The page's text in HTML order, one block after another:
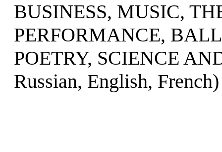
BUSINESS, MUSIC,
PERFORMANCE,
POETRY, SCIENCE
Russian, English, French)